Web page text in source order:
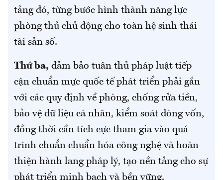
tảng đó, từng bước hình thành năng lực
phòng thủ chủ động cho toàn hệ sinh thái
tài sản số.
Thứ ba, đảm bảo tuân thủ pháp luật tiếp
cận chuẩn mực quốc tế phát triển phải gắn
với các quy định về phòng, chống rửa tiền,
bảo vệ dữ liệu cá nhân, kiểm soát dòng vốn,
đồng thời cần tích cực tham gia vào quá
trình chuẩn chuẩn hóa công nghệ và hoàn
thiện hành lang pháp lý, tạo nền tảng cho sự
phát triển minh bạch và bền vững.